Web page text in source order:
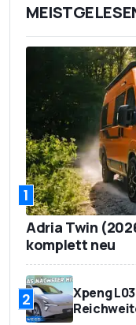
1
Adria Twin
komplett neu
2
Xpeng